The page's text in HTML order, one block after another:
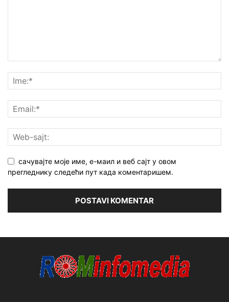
сачувајте моје име, е-маил и веб сајт у овом
прегледнику следећи пут када коментаришем.